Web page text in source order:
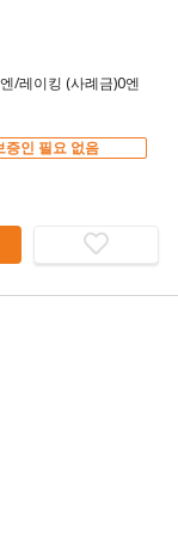
/레이킹 (사례금)0엔
증인 필요 없음